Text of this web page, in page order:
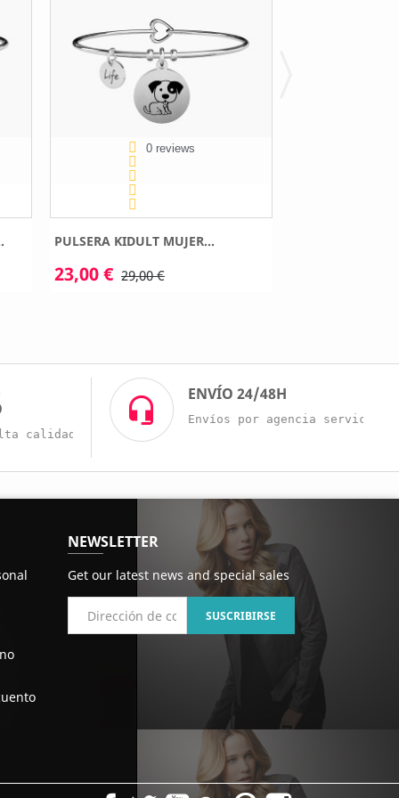
0 reviews
PULSERA KIDULT MUJER...
23,00 € 29,00 €
calidad a buenos precios.
ENVÍO 24/48H
Envíos por agencia servicio
NEWSLETTER
Get our latest news and special sales